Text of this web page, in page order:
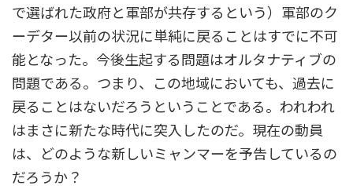
で選ばれた政府と軍部が共存するという）軍部のク
ーデター以前の状況に単純に戻ることはすでに不可
能となった。今後生起する問題はオルタナティブの
問題である。つまり、この地域においても、過去に
戻ることはないだろうということである。われわれ
はまさに新たな時代に突入したのだ。現在の動員
は、どのような新しいミャンマーを予告しているの
だろうか？